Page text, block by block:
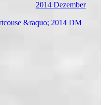
2014 Dezember